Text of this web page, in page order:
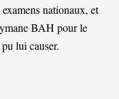
nationaux, et
BAH pour le
lui causer.